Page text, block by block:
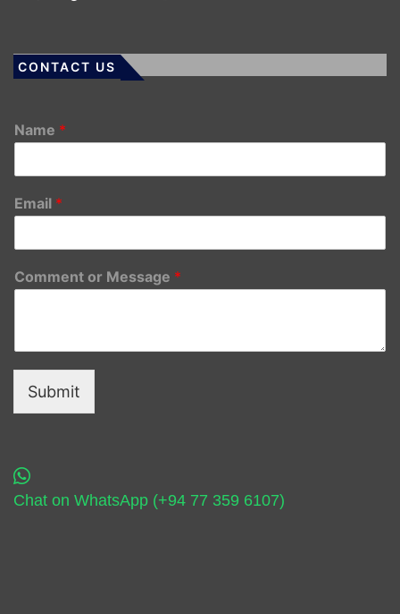
CONTACT US
Name *
Email *
Comment or Message *
Submit
Chat on WhatsApp (+94 77 359 6107)